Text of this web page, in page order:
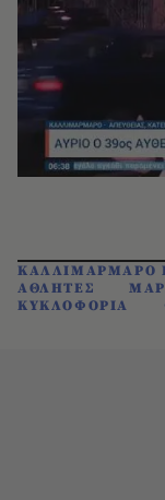
ΚΑΛΛΙΜΑΡΜΑΡΟ
ΑΘΛΗΤΕΣ
ΚΥΚΛΟΦΟΡΙΑ